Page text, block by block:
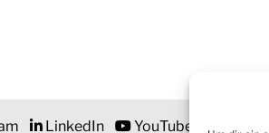
LinkedIn YouTube